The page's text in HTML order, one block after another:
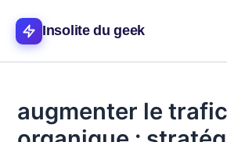
contenu
Insolite du geek
augmenter le trafic